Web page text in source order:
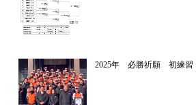
2025年 必勝祈願 初練習